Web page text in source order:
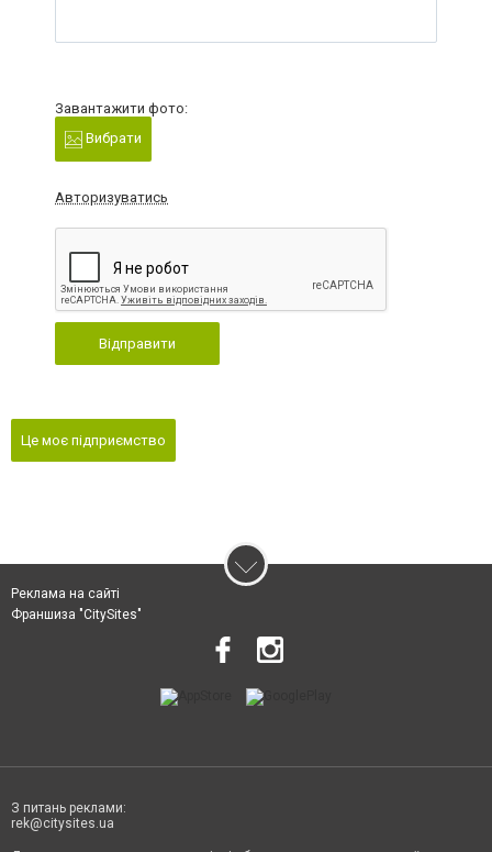
Завантажити фото:
Вибрати
Авторизуватись
Відправити
Це моє підприємство
Реклама на сайті
Франшиза "CitySites"
З питань реклами:
rek@citysites.ua